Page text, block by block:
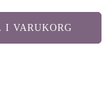
VARUKORG